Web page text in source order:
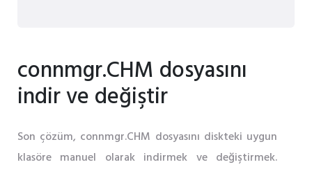
connmgr.CHM dosyasını
indir ve değiştir
Son çözüm, connmgr.CHM dosyasını diskteki uygun
klasöre manuel olarak indirmek ve değiştirmek.